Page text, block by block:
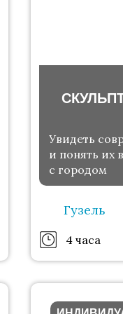
Увидеть
и понять их
с городом
Гузель
4 часа